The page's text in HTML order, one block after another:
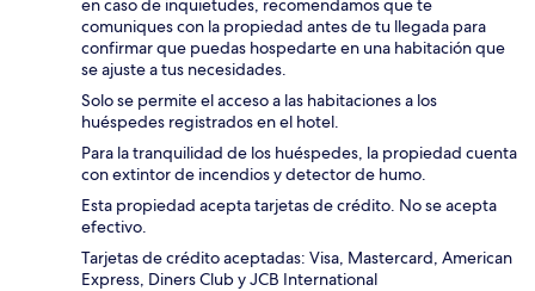
en caso de inquietudes, recomendamos que te
comuniques con la propiedad antes de tu llegada para
confirmar que puedas hospedarte en una habitación que
se ajuste a tus necesidades.
Solo se permite el acceso a las habitaciones a los
huéspedes registrados en el hotel.
Para la tranquilidad de los huéspedes, la propiedad cuenta
con extintor de incendios y detector de humo.
Esta propiedad acepta tarjetas de crédito. No se acepta
efectivo.
Tarjetas de crédito aceptadas: Visa, Mastercard, American
Express, Diners Club y JCB International